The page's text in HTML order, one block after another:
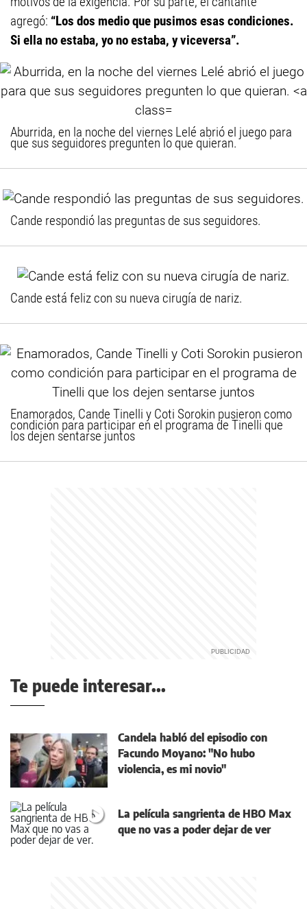
agregó: “Los dos medio que pusimos esas condiciones.
Si ella no estaba, yo no estaba, y viceversa”.
Aburrida, en la noche del viernes Lelé abrió el juego para
que sus seguidores pregunten lo que quieran.
Cande respondió las preguntas de sus seguidores.
Cande está feliz con su nueva cirugía de nariz.
Enamorados, Cande Tinelli y Coti Sorokin pusieron como
condición para participar en el programa de Tinelli que
los dejen sentarse juntos
Te puede interesar...
Candela habló del episodio con
Facundo Moyano: "No hubo
violencia, es mi novio"
La película sangrienta de HBO Max
que no vas a poder dejar de ver